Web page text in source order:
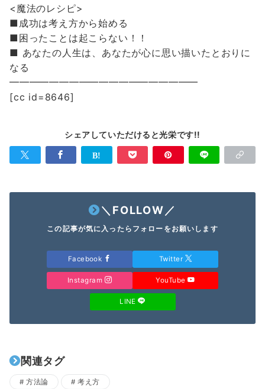
<魔法のレシピ>
■成功は考え方から始める
■困ったことは起こらない！！
■ あなたの人生は、あなたが心に思い描いたとおりに
なる
━━━━━━━━━━━━━━━━━━━
[cc id=8646]
シェアしていただけると光栄です!!
＼FOLLOW／
この記事が気に入ったらフォローをお願いします
Facebook Twitter
Instagram YouTube
LINE
関連タグ
方法論 考え方